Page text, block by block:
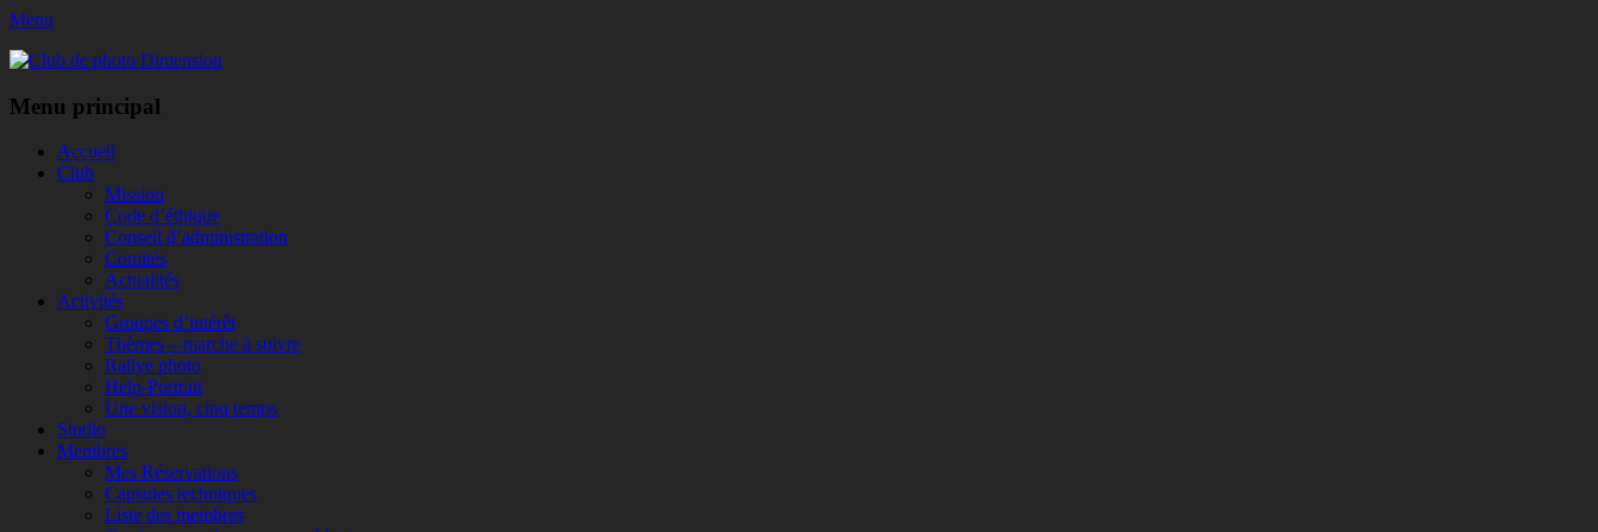
Menu
Club de photo Dimension
Menu principal
Aller
Accueil
Club
Mission
Code d’éthique
Conseil d’administration
Comités
Actualités
Activités
Groupes d’intérêt
Thèmes – marche à suivre
Rallye photo
Help-Portrait
Une vision, cinq temps
Studio
Membres
Mes Réservations
Capsules techniques
Liste des membres